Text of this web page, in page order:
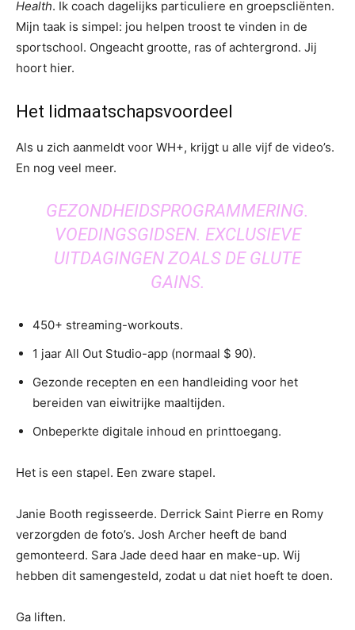
Health. Ik coach dagelijks particuliere en groepscliënten.
Mijn taak is simpel: jou helpen troost te vinden in de
sportschool. Ongeacht grootte, ras of achtergrond. Jij
hoort hier.
Het lidmaatschapsvoordeel
Als u zich aanmeldt voor WH+, krijgt u alle vijf de video’s.
En nog veel meer.
GEZONDHEIDSPROGRAMMERING.
VOEDINGSGIDSEN. EXCLUSIEVE
UITDAGINGEN ZOALS DE GLUTE
GAINS.
450+ streaming-workouts.
1 jaar All Out Studio-app (normaal $ 90).
Gezonde recepten en een handleiding voor het
bereiden van eiwitrijke maaltijden.
Onbeperkte digitale inhoud en printtoegang.
Het is een stapel. Een zware stapel.
Janie Booth regisseerde. Derrick Saint Pierre en Romy
verzorgden de foto’s. Josh Archer heeft de band
gemonteerd. Sara Jade deed haar en make-up. Wij
hebben dit samengesteld, zodat u dat niet hoeft te doen.
Ga liften.